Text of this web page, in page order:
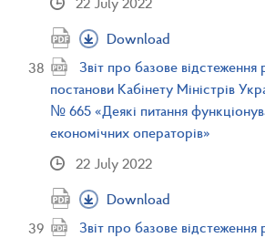
Download
Звіт про базове відстеження
постанови Кабінету Міністрів
№ 665 «Деякі питання
економічних операторів»
22 July 2022
Download
Звіт про базове відстеження